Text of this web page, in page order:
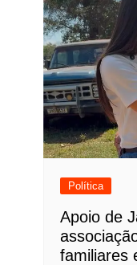
Política
Apoio de
familiares